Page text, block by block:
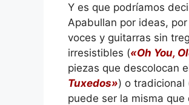
Y es que podríamos
Apabullan por ideas,
voces y guitarras sin
irresistibles («Oh You,
piezas que descolocan
Tuxedos») o tradicional
puede ser la misma